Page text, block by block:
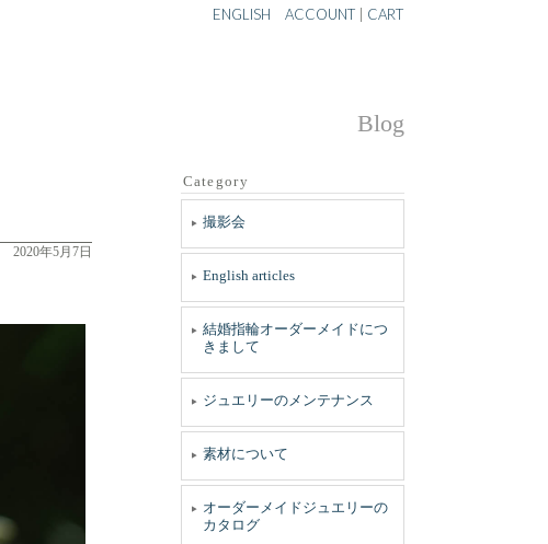
ENGLISH ACCOUNT CART
Blog
2020年5月7日
Category
撮影会
English articles
結婚指輪オーダーメイドにつ
きまして
ジュエリーのメンテナンス
素材について
オーダーメイドジュエリーの
カタログ